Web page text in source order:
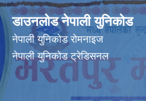
डाउनलोड नेपाली युनिकोड
नेपाली युनिकोड रोमनाइज
नेपाली युनिकोड ट्रेडिसनल